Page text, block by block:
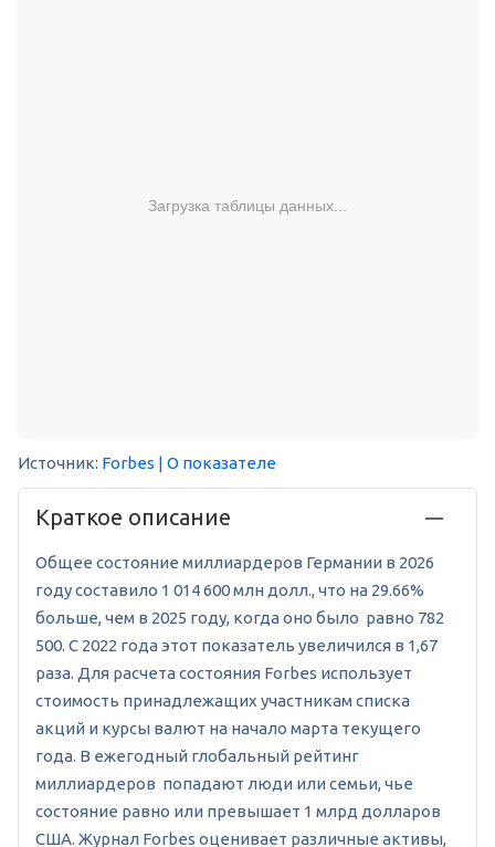
Загрузка таблицы данных...
Источник: Forbes | О показателе
Краткое описание
Общее состояние миллиардеров Германии в 2026
году составило 1 014 600 млн долл., что на 29.66%
больше, чем в 2025 году, когда оно было равно 782
500. С 2022 года этот показатель увеличился в 1,67
раза. Для расчета состояния Forbes использует
стоимость принадлежащих участникам списка
акций и курсы валют на начало марта текущего
года. В ежегодный глобальный рейтинг
миллиардеров попадают люди или семьи, чье
состояние равно или превышает 1 млрд долларов
США. Журнал Forbes оценивает различные активы,